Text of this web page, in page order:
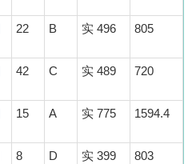
22 B 实 496 805
42 C 实 489 720
15 A 实 775 1594.4
8 D 实 399 803